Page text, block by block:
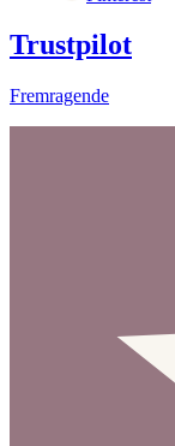
Trustpilot
Fremragende